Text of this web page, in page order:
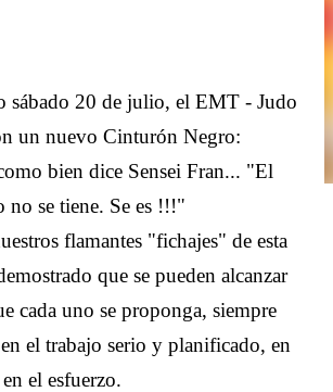
sábado 20 de julio, el EMT - Judo
un nuevo Cinturón Negro:
bien dice Sensei Fran... "El
se tiene. Se es !!!"
flamantes "fichajes" de esta
que se pueden alcanzar
cada uno se proponga, siempre
en el trabajo serio y planificado, en
el esfuerzo.